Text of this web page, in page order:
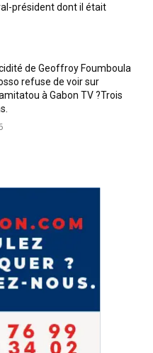
président dont il était
de Geoffroy Foumboula
refuse de voir sur
à Gabon TV ?Trois